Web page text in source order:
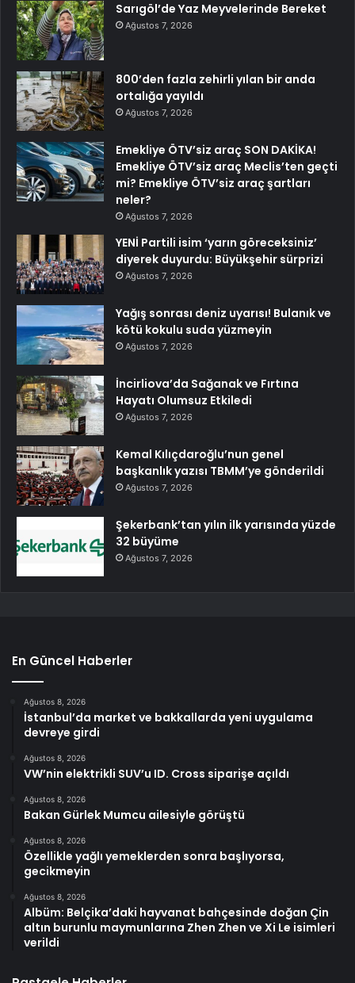
Sarıgöl’de Yaz Meyvelerinde Bereket
Ağustos 7, 2026
800’den fazla zehirli yılan bir anda
ortalığa yayıldı
Ağustos 7, 2026
Emekliye ÖTV’siz araç SON DAKİKA!
Emekliye ÖTV’siz araç Meclis’ten geçti
mi? Emekliye ÖTV’siz araç şartları
neler?
Ağustos 7, 2026
YENİ Partili isim ‘yarın göreceksiniz’
diyerek duyurdu: Büyükşehir sürprizi
Ağustos 7, 2026
Yağış sonrası deniz uyarısı! Bulanık ve
kötü kokulu suda yüzmeyin
Ağustos 7, 2026
İncirliova’da Sağanak ve Fırtına
Hayatı Olumsuz Etkiledi
Ağustos 7, 2026
Kemal Kılıçdaroğlu’nun genel
başkanlık yazısı TBMM’ye gönderildi
Ağustos 7, 2026
Şekerbank’tan yılın ilk yarısında yüzde
32 büyüme
Ağustos 7, 2026
En Güncel Haberler
Ağustos 8, 2026
İstanbul’da market ve bakkallarda yeni uygulama
devreye girdi
Ağustos 8, 2026
VW’nin elektrikli SUV’u ID. Cross siparişe açıldı
Ağustos 8, 2026
Bakan Gürlek Mumcu ailesiyle görüştü
Ağustos 8, 2026
Özellikle yağlı yemeklerden sonra başlıyorsa,
gecikmeyin
Ağustos 8, 2026
Albüm: Belçika’daki hayvanat bahçesinde doğan Çin
altın burunlu maymunlarına Zhen Zhen ve Xi Le isimleri
verildi